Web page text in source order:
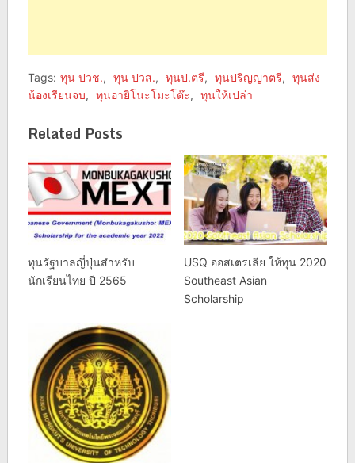
Tags: ทุน ปวช., ทุน ปวส., ทุนป.ตรี, ทุนปริญญาตรี, ทุนส่ง
น้องเรียนจบ, ทุนอายิโนะโมะโต๊ะ, ทุนให้เปล่า
Related Posts
ทุนรัฐบาลญี่ปุ่นสำหรับ
นักเรียนไทย ปี 2565
USQ ออสเตรเลีย ให้ทุน 2020
Southeast Asian
Scholarship